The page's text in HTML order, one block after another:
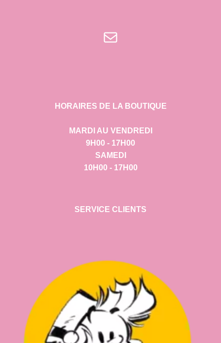
E-mail
HORAIRES DE LA BOUTIQUE
MARDI AU VENDREDI
9H00 - 17H00
SAMEDI
10H00 - 17H00
SERVICE CLIENTS